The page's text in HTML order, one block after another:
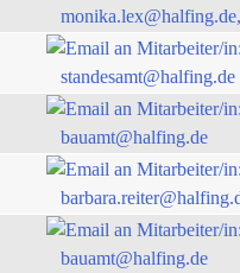
standesamt@halfing.de
bauamt@halfing.de
bauamt@halfing.de